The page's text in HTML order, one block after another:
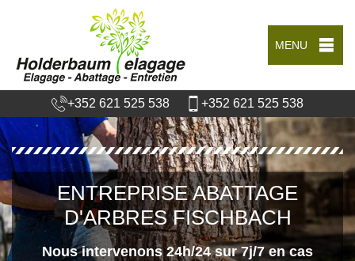
MENU
+352 621 525 538 +352 621 525 538
ENTREPRISE ABATTAGE
D'ARBRES FISCHBACH
Nous intervenons 24h/24 sur 7j/7 en cas